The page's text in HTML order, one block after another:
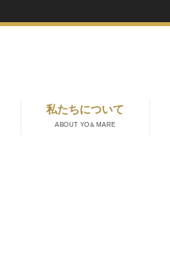
私たちについて
ABOUT YO＆MARE